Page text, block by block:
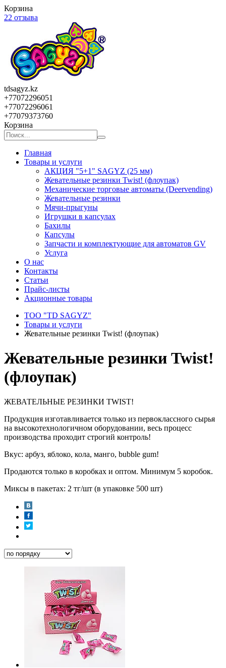
Корзина
22 отзыва
tdsagyz.kz
+77072296051
+77072296061
+77079373760
Корзина
Главная
Товары и услуги
АКЦИЯ "5+1" SAGYZ (25 мм)
Жевательные резинки Twist! (флоупак)
Механические торговые автоматы (Deervending)
Жевательные резинки
Мячи-прыгуны
Игрушки в капсулах
Бахилы
Капсулы
Запчасти и комплектующие для автоматов GV
Услуга
О нас
Контакты
Статьи
Прайс-листы
Акционные товары
ТОО "TD SAGYZ"
Товары и услуги
Жевательные резинки Twist! (флоупак)
Жевательные резинки Twist!
(флоупак)
ЖЕВАТЕЛЬНЫЕ РЕЗИНКИ TWIST!
Продукция изготавливается только из первоклассного сырья
на высокотехнологичном оборудовании, весь процесс
производства проходит строгий контроль!
Вкус: арбуз, яблоко, кола, манго, bubble gum!
Продаются только в коробках и оптом. Минимум 5 коробок.
Миксы в пакетах: 2 тг/шт (в упаковке 500 шт)